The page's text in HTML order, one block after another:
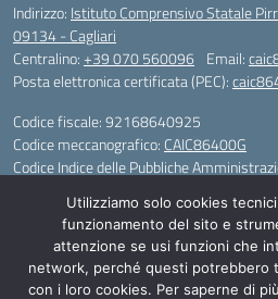
Indirizzo: Istituto Comprensivo Statale
09134 - Cagliari
Centralino:+39 070 560096 Email:
Posta elettronica certificata (PEC):
Codice fiscale: 92168640925
Codice meccanografico: CAIC86400G
Codice Indice delle Pubbliche
IBAN - IT 46 W
Idea
Utilizziamo solo cookies
funzionamento del sito e
attenzione se usi funzioni che
network, perché questi potrebbero
con i loro cookies. Per saperne di